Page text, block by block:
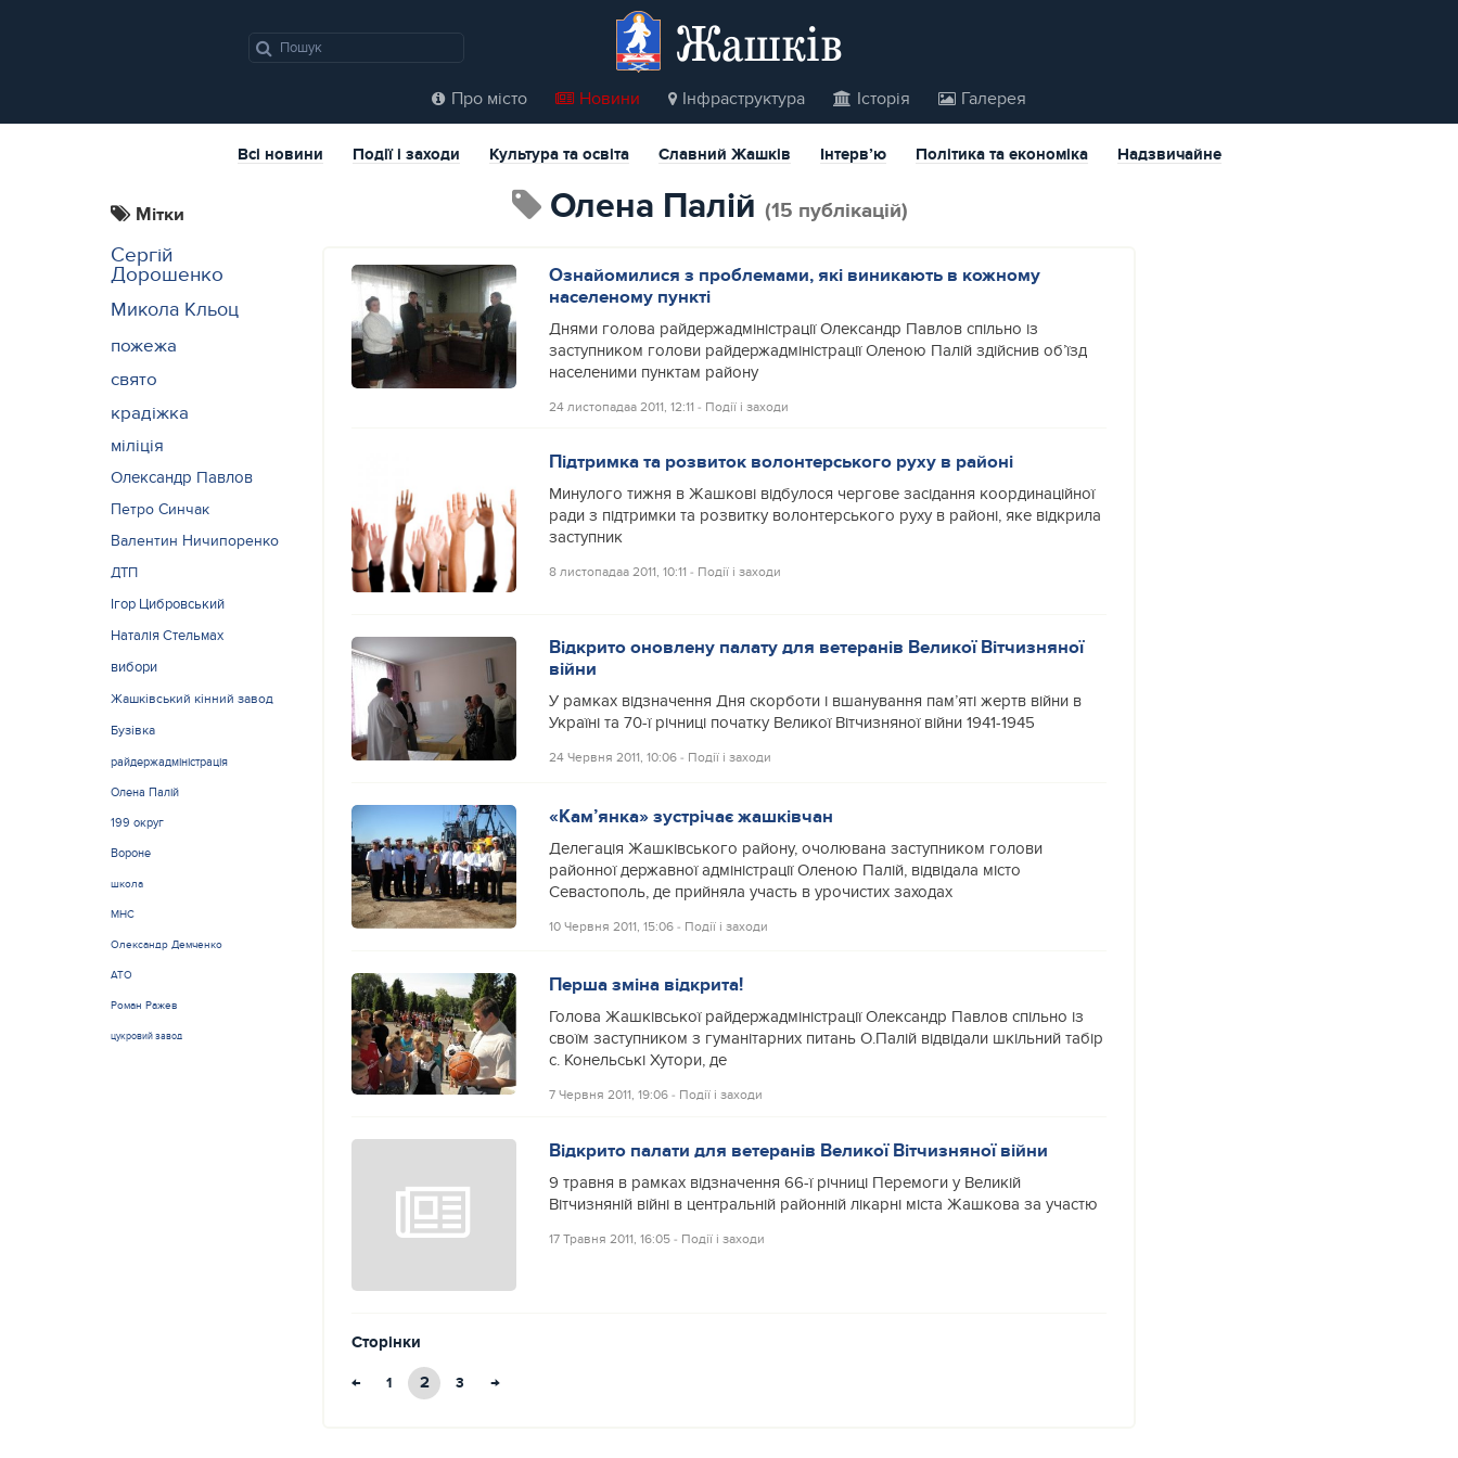
Жашків
Про місто Новини Інфраструктура Історія Галерея
Всі новини Події і заходи Культура та освіта Славний Жашків Інтерв’ю Політика та економіка Надзвичайне
Мітки
Сергій
Дорошенко
Микола Кльоц
пожежа
свято
крадіжка
міліція
Олександр Павлов
Петро Синчак
Валентин Ничипоренко
ДТП
Ігор Цибровський
Наталія Стельмах
вибори
Жашківський кінний завод
Бузівка
райдержадміністрація
Олена Палій
199 округ
Вороне
школа
МНС
Олександр Демченко
АТО
Роман Ражев
цукровий завод
Олена Палій (15 публікацій)
Ознайомилися з проблемами, які виникають в кожному
населеному пункті
Днями голова райдержадміністрації Олександр Павлов спільно із
заступником голови райдержадміністрації Оленою Палій здійснив об’їзд
населеними пунктам району
24 листопадаа 2011, 12:11 ‐ Події і заходи
Підтримка та розвиток волонтерського руху в районі
Минулого тижня в Жашкові відбулося чергове засідання координаційної
ради з підтримки та розвитку волонтерського руху в районі, яке відкрила
заступник
8 листопадаа 2011, 10:11 ‐ Події і заходи
Відкрито оновлену палату для ветеранів Великої Вітчизняної
війни
У рамках відзначення Дня скорботи і вшанування пам’яті жертв війни в
Україні та 70-ї річниці початку Великої Вітчизняної війни 1941-1945
24 Червня 2011, 10:06 ‐ Події і заходи
«Кам’янка» зустрічає жашківчан
Делегація Жашківського району, очолювана заступником голови
районної державної адміністрації Оленою Палій, відвідала місто
Севастополь, де прийняла участь в урочистих заходах
10 Червня 2011, 15:06 ‐ Події і заходи
Перша зміна відкрита!
Голова Жашківської райдержадміністрації Олександр Павлов спільно із
своїм заступником з гуманітарних питань О.Палій відвідали шкільний табір
с. Конельські Хутори, де
7 Червня 2011, 19:06 ‐ Події і заходи
Відкрито палати для ветеранів Великої Вітчизняної війни
9 травня в рамках відзначення 66-ї річниці Перемоги у Великій
Вітчизняній війні в центральній районній лікарні міста Жашкова за участю
17 Травня 2011, 16:05 ‐ Події і заходи
Сторінки
← 1 2 3 →